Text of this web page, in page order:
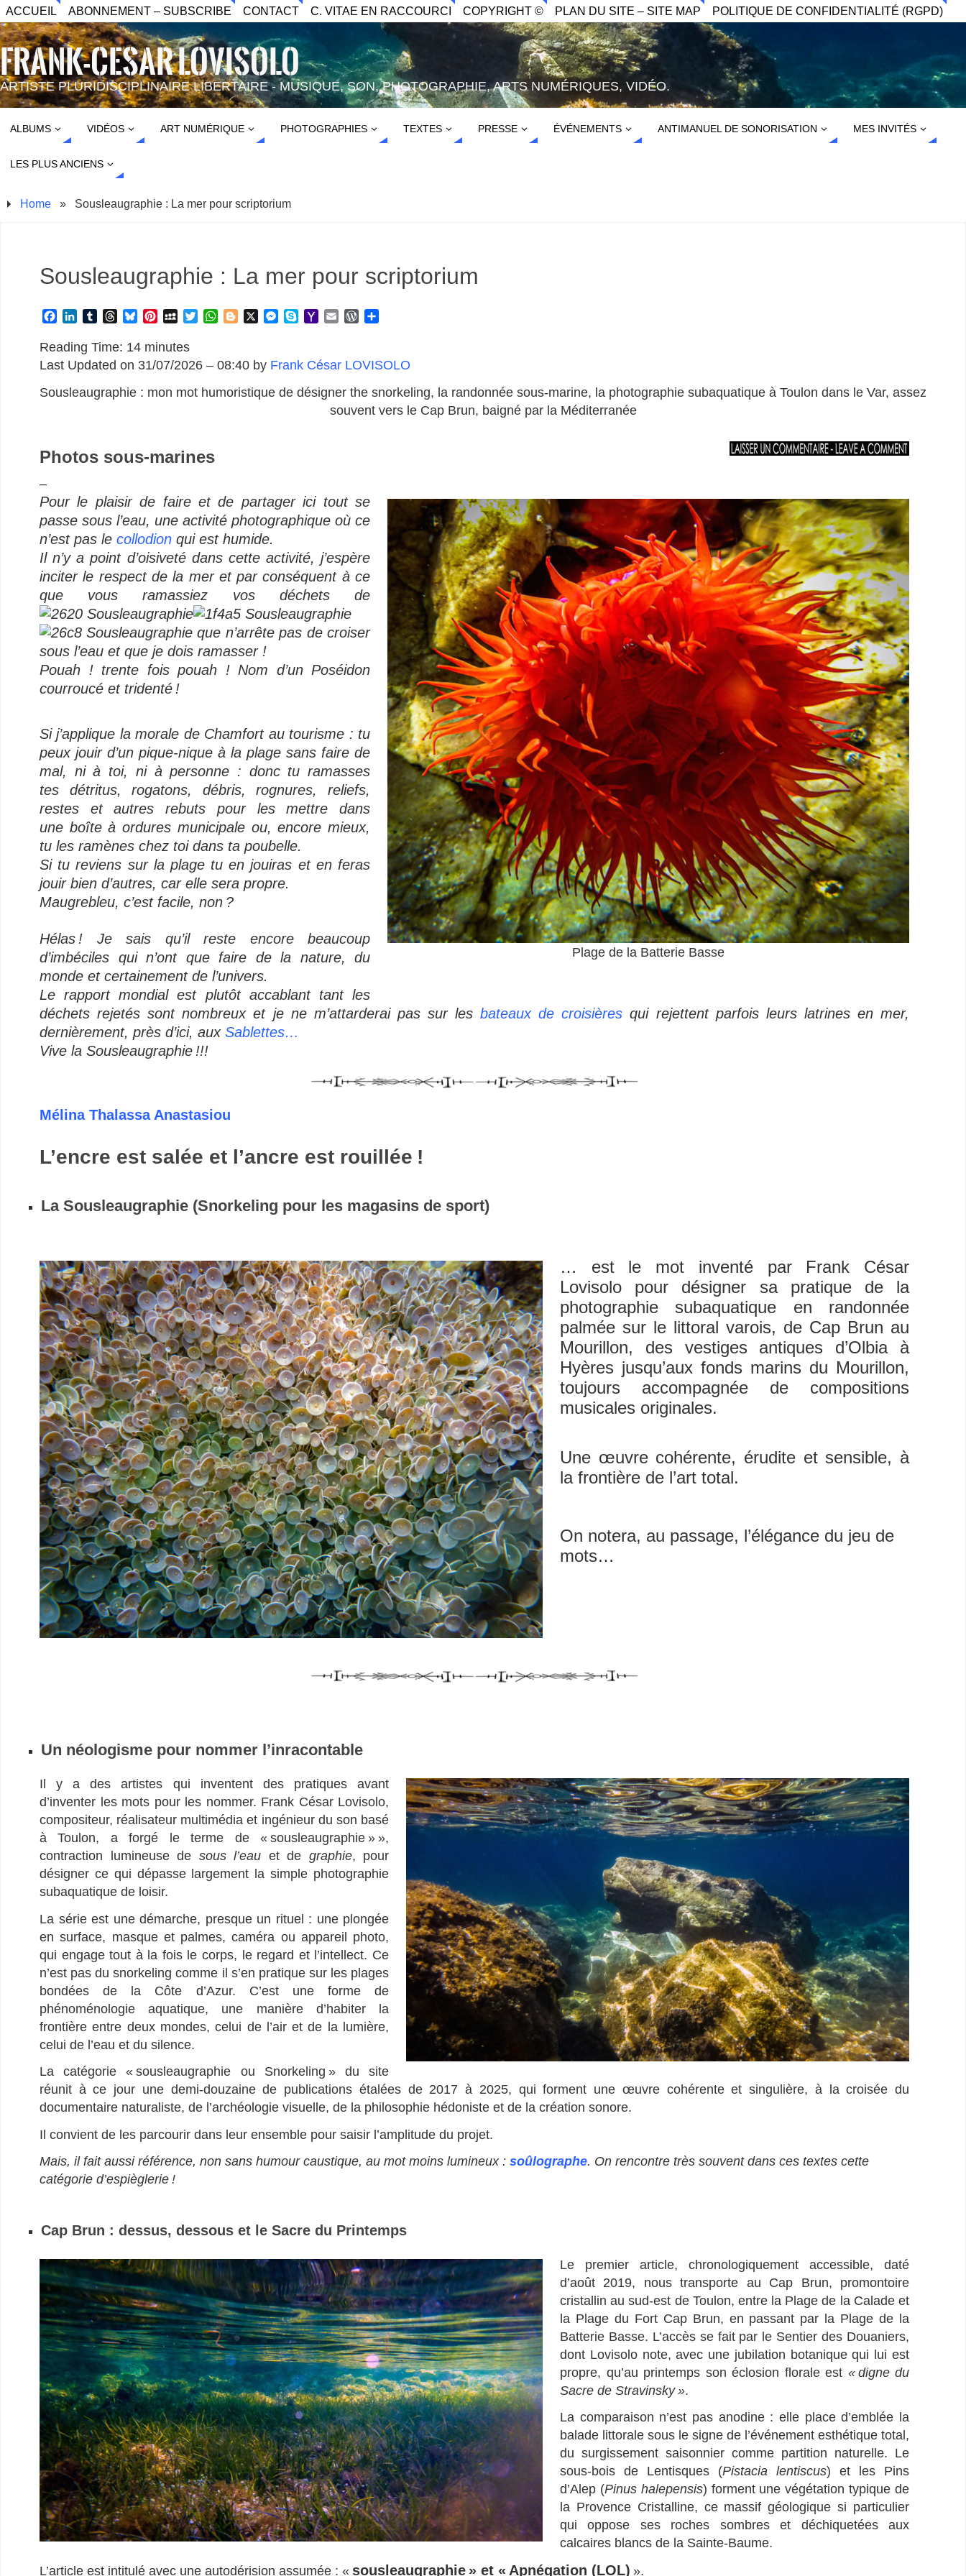
ACCUEIL ABONNEMENT – SUBSCRIBE CONTACT C. VITAE EN RACCOURCI COPYRIGHT © PLAN DU SITE – SITE MAP POLITIQUE DE CONFIDENTIALITÉ (RGPD)
FRANK-CESAR LOVISOLO
ARTISTE PLURIDISCIPLINAIRE LIBERTAIRE - MUSIQUE, SON, PHOTOGRAPHIE, ARTS NUMÉRIQUES, VIDÉO.
ALBUMS VIDÉOS ART NUMÉRIQUE PHOTOGRAPHIES TEXTES PRESSE ÉVÉNEMENTS ANTIMANUEL DE SONORISATION MES INVITÉS
LES PLUS ANCIENS
Home » Sousleaugraphie : La mer pour scriptorium
Sousleaugraphie : La mer pour scriptorium
c
e
b
o
n
e
d
m
b
l
r
r
a
d
B
u
e
s
k
P
n
t
e
r
M
S
p
a
c
t
t
e
W
t
s
A
g
g
e
M
e
n
p
e
o
o
M
a
E
l
W
d
P
r
s
t
a
g
r
Reading Time: 14 minutes
Last Updated on 31/07/2026 – 08:40 by Frank César LOVISOLO
Sousleaugraphie : mon mot humoristique de désigner the snorkeling, la randonnée sous-marine, la photographie subaquatique à Toulon dans le Var, assez
souvent vers le Cap Brun, baigné par la Méditerranée
Photos sous-marines
–
Plage de la Batterie Basse
Pour le plaisir de faire et de partager ici tout se
passe sous l’eau, une activité photographique où ce
n’est pas le collodion qui est humide.
Il n’y a point d’oisiveté dans cette activité, j’espère
inciter le respect de la mer et par conséquent à ce
que vous ramassiez vos déchets de
que n’arrête pas de croiser
sous l’eau et que je dois ramasser !
Pouah ! trente fois pouah ! Nom d’un Poséidon
courroucé et tridenté !
Si j’applique la morale de Chamfort au tourisme : tu
peux jouir d’un pique-nique à la plage sans faire de
mal, ni à toi, ni à personne : donc tu ramasses
tes détritus, rogatons, débris, rognures, reliefs,
restes et autres rebuts pour les mettre dans
une boîte à ordures municipale ou, encore mieux,
tu les ramènes chez toi dans ta poubelle.
Si tu reviens sur la plage tu en jouiras et en feras
jouir bien d’autres, car elle sera propre.
Maugrebleu, c’est facile, non ?
Hélas ! Je sais qu’il reste encore beaucoup
d’imbéciles qui n’ont que faire de la nature, du
monde et certainement de l’univers.
Le rapport mondial est plutôt accablant tant les
déchets rejetés sont nombreux et je ne m’attarderai pas sur lesbateaux de croisières qui rejettent parfois leurs latrines en mer,
dernièrement, près d’ici, aux Sablettes…
Vive la Sousleaugraphie !!!
Mélina Thalassa Anastasiou
L’encre est salée et l’ancre est rouillée !
La Sousleaugraphie (Snorkeling pour les magasins de sport)
… est le mot inventé par Frank César
Lovisolo pour désigner sa pratique de la
photographie subaquatique en randonnée
palmée sur le littoral varois, de Cap Brun au
Mourillon, des vestiges antiques d’Olbia à
Hyères jusqu’aux fonds marins du Mourillon,
toujours accompagnée de compositions
musicales originales.
Une œuvre cohérente, érudite et sensible, à
la frontière de l’art total.
On notera, au passage, l’élégance du jeu de
mots…
Un néologisme pour nommer l’inracontable
Il y a des artistes qui inventent des pratiques avant
d’inventer les mots pour les nommer. Frank César Lovisolo,
compositeur, réalisateur multimédia et ingénieur du son basé
à Toulon, a forgé le terme de « sousleaugraphie » »,
contraction lumineuse de sous l’eau et de graphie, pour
désigner ce qui dépasse largement la simple photographie
subaquatique de loisir.
La série est une démarche, presque un rituel : une plongée
en surface, masque et palmes, caméra ou appareil photo,
qui engage tout à la fois le corps, le regard et l’intellect. Ce
n’est pas du snorkeling comme il s’en pratique sur les plages
bondées de la Côte d’Azur. C’est une forme de
phénoménologie aquatique, une manière d’habiter la
frontière entre deux mondes, celui de l’air et de la lumière,
celui de l’eau et du silence.
La catégorie « sousleaugraphie ou Snorkeling » du site
réunit à ce jour une demi-douzaine de publications étalées de 2017 à 2025, qui forment une œuvre cohérente et singulière, à la croisée du
documentaire naturaliste, de l’archéologie visuelle, de la philosophie hédoniste et de la création sonore.
Il convient de les parcourir dans leur ensemble pour saisir l’amplitude du projet.
Mais, il fait aussi référence, non sans humour caustique, au mot moins lumineux : soûlographe. On rencontre très souvent dans ces textes cette
catégorie d’espièglerie !
Cap Brun : dessus, dessous et le Sacre du Printemps
Le premier article, chronologiquement accessible, daté
d’août 2019, nous transporte au Cap Brun, promontoire
cristallin au sud-est de Toulon, entre la Plage de la Calade et
la Plage du Fort Cap Brun, en passant par la Plage de la
Batterie Basse. L’accès se fait par le Sentier des Douaniers,
dont Lovisolo note, avec une jubilation botanique qui lui est
propre, qu’au printemps son éclosion florale est « digne du
Sacre de Stravinsky ».
La comparaison n’est pas anodine : elle place d’emblée la
balade littorale sous le signe de l’événement esthétique total,
du surgissement saisonnier comme partition naturelle. Le
sous-bois de Lentisques (Pistacia lentiscus) et les Pins
d’Alep (Pinus halepensis) forment une végétation typique de
la Provence Cristalline, ce massif géologique si particulier
qui oppose ses roches sombres et déchiquetées aux
calcaires blancs de la Sainte-Baume.
L’article est intitulé avec une autodérision assumée : « sousleaugraphie » et « Apnégation (LOL) ».